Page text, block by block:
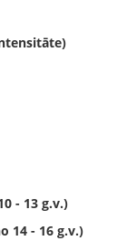
- 13 g.v.)
14 - 16 g.v.)